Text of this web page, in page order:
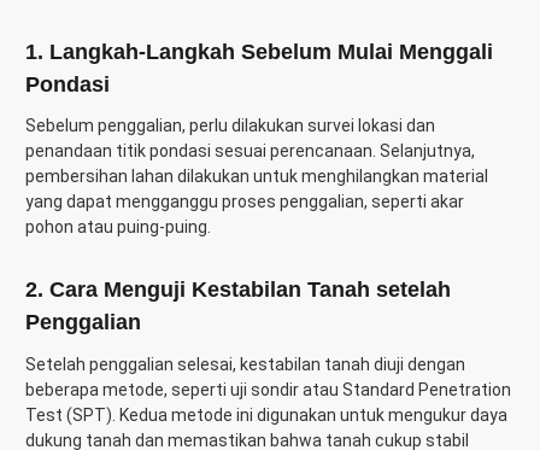
1. Langkah-Langkah Sebelum Mulai Menggali
Pondasi
Sebelum penggalian, perlu dilakukan survei lokasi dan
penandaan titik pondasi sesuai perencanaan. Selanjutnya,
pembersihan lahan dilakukan untuk menghilangkan material
yang dapat mengganggu proses penggalian, seperti akar
pohon atau puing-puing.
2. Cara Menguji Kestabilan Tanah setelah
Penggalian
Setelah penggalian selesai, kestabilan tanah diuji dengan
beberapa metode, seperti uji sondir atau Standard Penetration
Test (SPT). Kedua metode ini digunakan untuk mengukur daya
dukung tanah dan memastikan bahwa tanah cukup stabil